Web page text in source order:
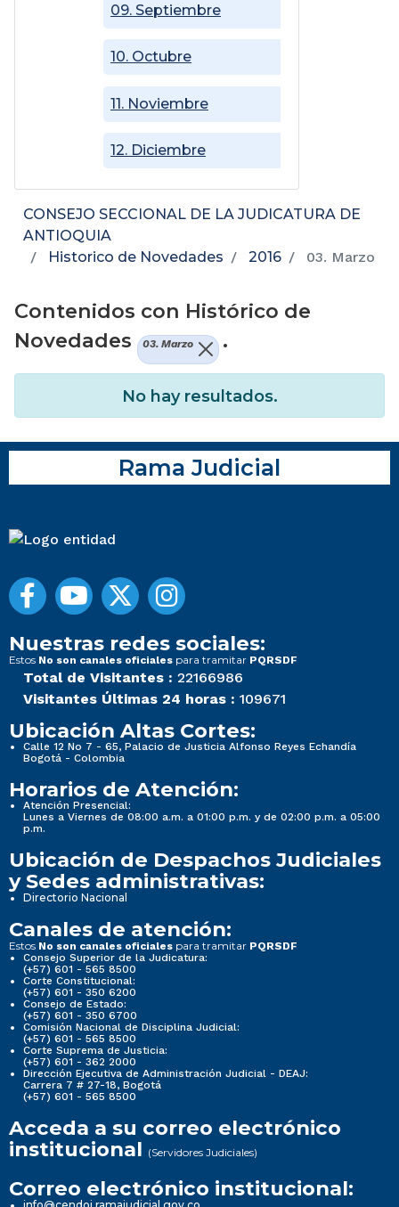
09. Septiembre
10. Octubre
11. Noviembre
12. Diciembre
CONSEJO SECCIONAL DE LA JUDICATURA DE
ANTIOQUIA
Historico de Novedades
2016 03. Marzo
Contenidos con Histórico de
Novedades
03. Marzo .
No hay resultados.
Rama Judicial
Nuestras redes sociales:
Estos No son canales oficiales para tramitar PQRSDF
Total de Visitantes : 22166986
Visitantes Últimas 24 horas : 109671
Ubicación Altas Cortes:
Calle 12 No 7 - 65, Palacio de Justicia Alfonso Reyes Echandía
Bogotá - Colombia
Horarios de Atención:
Atención Presencial:
Lunes a Viernes de 08:00 a.m. a 01:00 p.m. y de 02:00 p.m. a 05:00
p.m.
Ubicación de Despachos Judiciales
y Sedes administrativas:
Directorio Nacional
Canales de atención:
Estos No son canales oficiales para tramitar PQRSDF
Consejo Superior de la Judicatura:
(+57) 601 - 565 8500
Corte Constitucional:
(+57) 601 - 350 6200
Consejo de Estado:
(+57) 601 - 350 6700
Comisión Nacional de Disciplina Judicial:
(+57) 601 - 565 8500
Corte Suprema de Justicia:
(+57) 601 - 362 2000
Dirección Ejecutiva de Administración Judicial - DEAJ:
Carrera 7 # 27-18, Bogotá
(+57) 601 - 565 8500
Acceda a su correo electrónico
institucional (Servidores Judiciales)
Correo electrónico institucional: